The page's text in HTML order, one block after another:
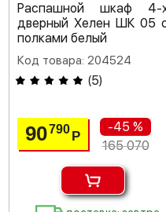
Распашной шкаф 4-
дверный Хелен ШК 05
полками белый
Код товара: 204524
(5)
90790Р
-45 %
165 070